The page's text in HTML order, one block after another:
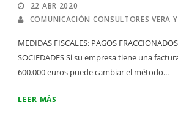
22 ABR 2020
COMUNICACIÓN CONSULTORES VERA
MEDIDAS FISCALES: PAGOS
SOCIEDADES Si su empresa tiene una
600.000 euros puede cambiar el método...
LEER MÁS